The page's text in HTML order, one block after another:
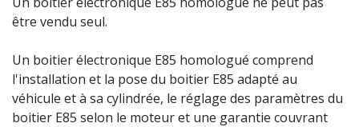
être vendu seul.
Un boitier électronique E85 homologué comprend
l'installation et la pose du boitier E85 adapté au
véhicule et à sa cylindrée, le réglage des paramètres du
boitier E85 selon le moteur et une garantie couvrant